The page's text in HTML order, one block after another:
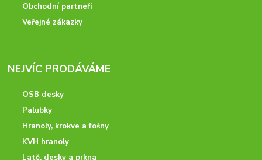
Obchodní partneři
Veřejné zákazky
NEJVÍC PRODÁVÁME
OSB desky
Palubky
Hranoly, krokve a fošny
KVH hranoly
Latě, desky a prkna